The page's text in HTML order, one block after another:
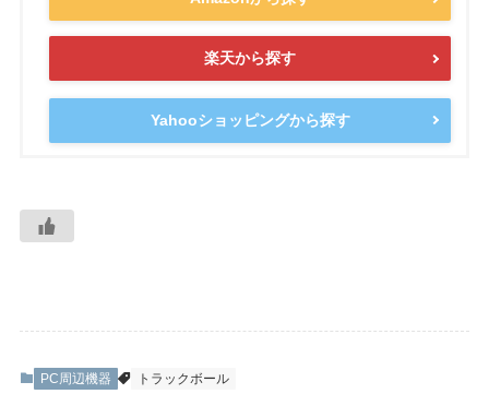
楽天から探す
Yahooショッピングから探す
PC周辺機器 トラックボール